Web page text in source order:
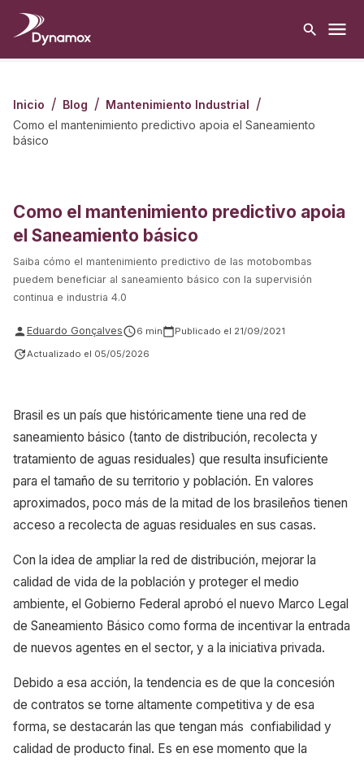
Inicio / Blog / Mantenimiento Industrial /
Como el mantenimiento predictivo apoia el Saneamiento
básico
Como el mantenimiento predictivo apoia
el Saneamiento básico
Saiba cómo el mantenimiento predictivo de las motobombas
puedem beneficiar al saneamiento básico con la supervisión
continua e industria 4.0
Eduardo Gonçalves 6 min Publicado el 21/09/2021
Actualizado el 05/05/2026
Brasil es un país que históricamente tiene una red de
saneamiento básico (tanto de distribución, recolecta y
tratamiento de aguas residuales) que resulta insuficiente
para el tamaño de su territorio y población. En valores
aproximados, poco más de la mitad de los brasileños tienen
acceso a recolecta de aguas residuales en sus casas.
Con la idea de ampliar la red de distribución, mejorar la
calidad de vida de la población y proteger el medio
ambiente, el Gobierno Federal aprobó el nuevo Marco Legal
de Saneamiento Básico como forma de incentivar la entrada
de nuevos agentes en el sector, y a la iniciativa privada.
Debido a esa acción, la tendencia es de que la concesión
de contratos se torne altamente competitiva y de esa
forma, se destacarán las que tengan más confiabilidad y
calidad de producto final. Es en ese momento que la